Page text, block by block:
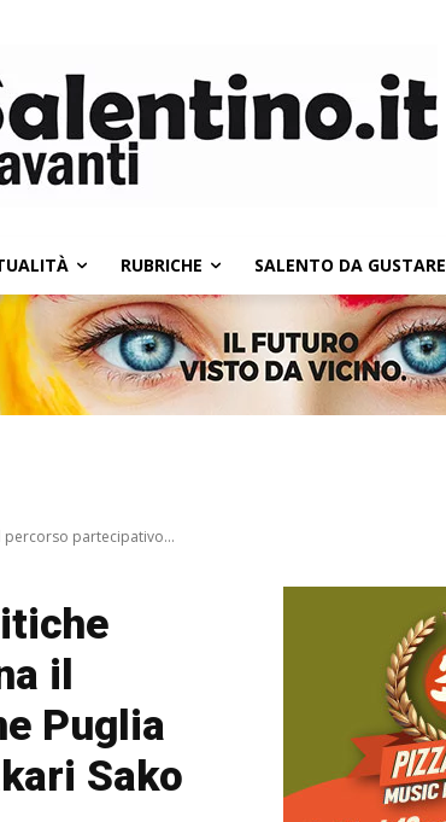
RUBRICHE SALENTO DA GUSTARE
percorso partecipativo...
il
Puglia
Sako